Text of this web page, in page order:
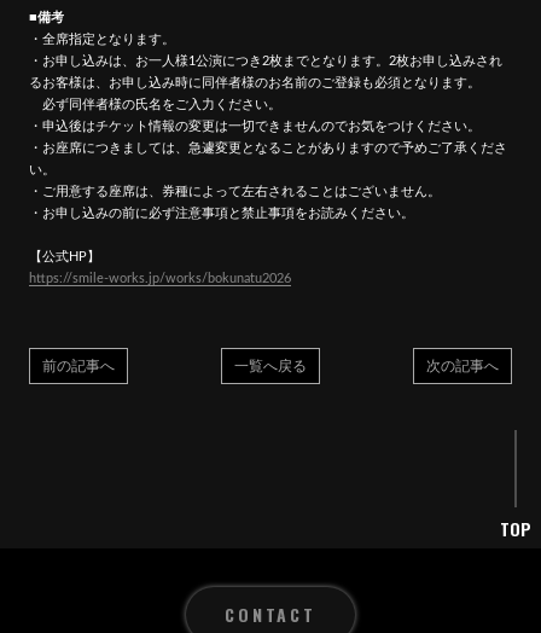
PROFILE
■備考
・全席指定となります。
・お申し込みは、お一人様1公演につき2枚までとなります。2枚お申し込みされ
るお客様は、お申し込み時に同伴者様のお名前のご登録も必須となります。
必ず同伴者様の氏名をご入力ください。
・申込後はチケット情報の変更は一切できませんのでお気をつけください。
・お座席につきましては、急遽変更となることがありますので予めご了承くださ
い。
・ご用意する座席は、券種によって左右されることはございません。
・お申し込みの前に必ず注意事項と禁止事項をお読みください。
【公式HP】
https://smile-works.jp/works/bokunatu2026
次の記事へ
一覧へ戻る
前の記事へ
TOP
CONTACT